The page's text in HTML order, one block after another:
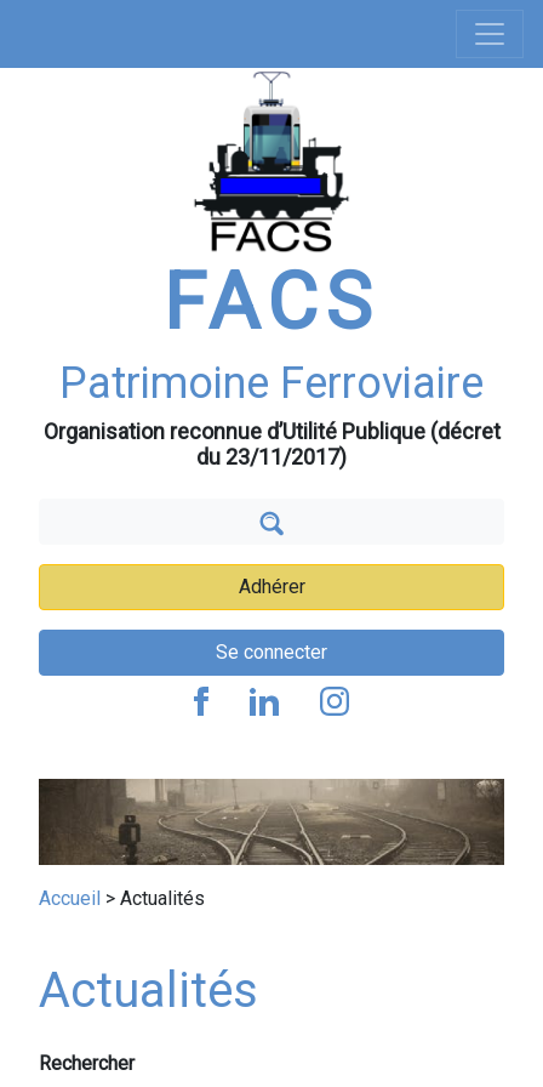
contenu
FACS
Patrimoine Ferroviaire
Organisation reconnue d’Utilité Publique (décret
du 23/11/2017)
Adhérer
Se connecter
principale
Fil
Accueil Actualités
Actualités
Rechercher